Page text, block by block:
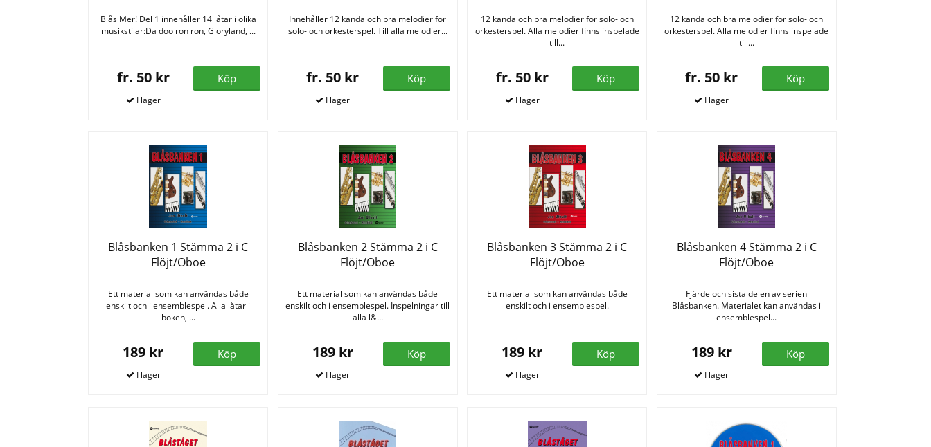
Blås Mer! Del 1 innehåller 14 låtar i olika
musikstilar:Da doo ron ron, Gloryland, ...
fr. 50 kr Köp
Innehåller 12 kända och bra melodier för
solo- och orkesterspel. Till alla melodier...
fr. 50 kr Köp
12 kända och bra melodier för solo- och
orkesterspel. Alla melodier finns inspelade
till...
fr. 50 kr Köp
12 kända och bra melodier för solo- och
orkesterspel. Alla melodier finns inspelade
till...
fr. 50 kr Köp
Blåsbanken 1 Stämma 2 i C
Flöjt/Oboe
Ett material som kan användas både
enskilt och i ensemblespel. Alla låtar i
boken, ...
189 kr Köp
Blåsbanken 2 Stämma 2 i C
Flöjt/Oboe
Ett material som kan användas både
enskilt och i ensemblespel. Inspelningar till
alla l&...
189 kr Köp
Blåsbanken 3 Stämma 2 i C
Flöjt/Oboe
Ett material som kan användas både
enskilt och i ensemblespel.
189 kr Köp
Blåsbanken 4 Stämma 2 i C
Flöjt/Oboe
Fjärde och sista delen av serien
Blåsbanken. Materialet kan användas i
ensemblespel...
189 kr Köp